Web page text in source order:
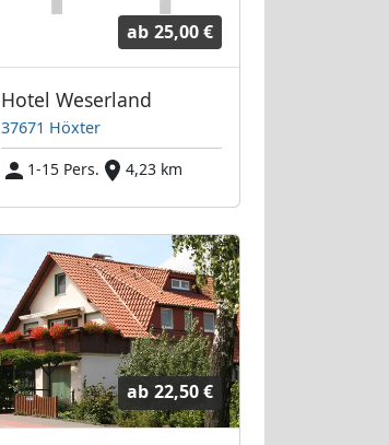
ab 25,00 €
Hotel Weserland
37671 Höxter
1-15 Pers.
4,23 km
ab 22,50 €